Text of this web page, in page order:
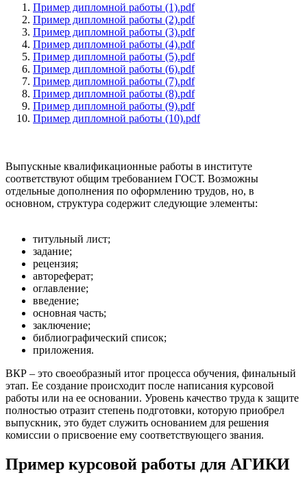
Пример дипломной работы (1).pdf
Пример дипломной работы (2).pdf
Пример дипломной работы (3).pdf
Пример дипломной работы (4).pdf
Пример дипломной работы (5).pdf
Пример дипломной работы (6).pdf
Пример дипломной работы (7).pdf
Пример дипломной работы (8).pdf
Пример дипломной работы (9).pdf
Пример дипломной работы (10).pdf
Выпускные квалификационные работы в институте
соответствуют общим требованием ГОСТ. Возможны
отдельные дополнения по оформлению трудов, но, в
основном, структура содержит следующие элементы:
титульный лист;
задание;
рецензия;
автореферат;
оглавление;
введение;
основная часть;
заключение;
библиографический список;
приложения.
ВКР – это своеобразный итог процесса обучения, финальный
этап. Ее создание происходит после написания курсовой
работы или на ее основании. Уровень качество труда к защите
полностью отразит степень подготовки, которую приобрел
выпускник, это будет служить основанием для решения
комиссии о присвоение ему соответствующего звания.
Пример курсовой работы для АГИКИ